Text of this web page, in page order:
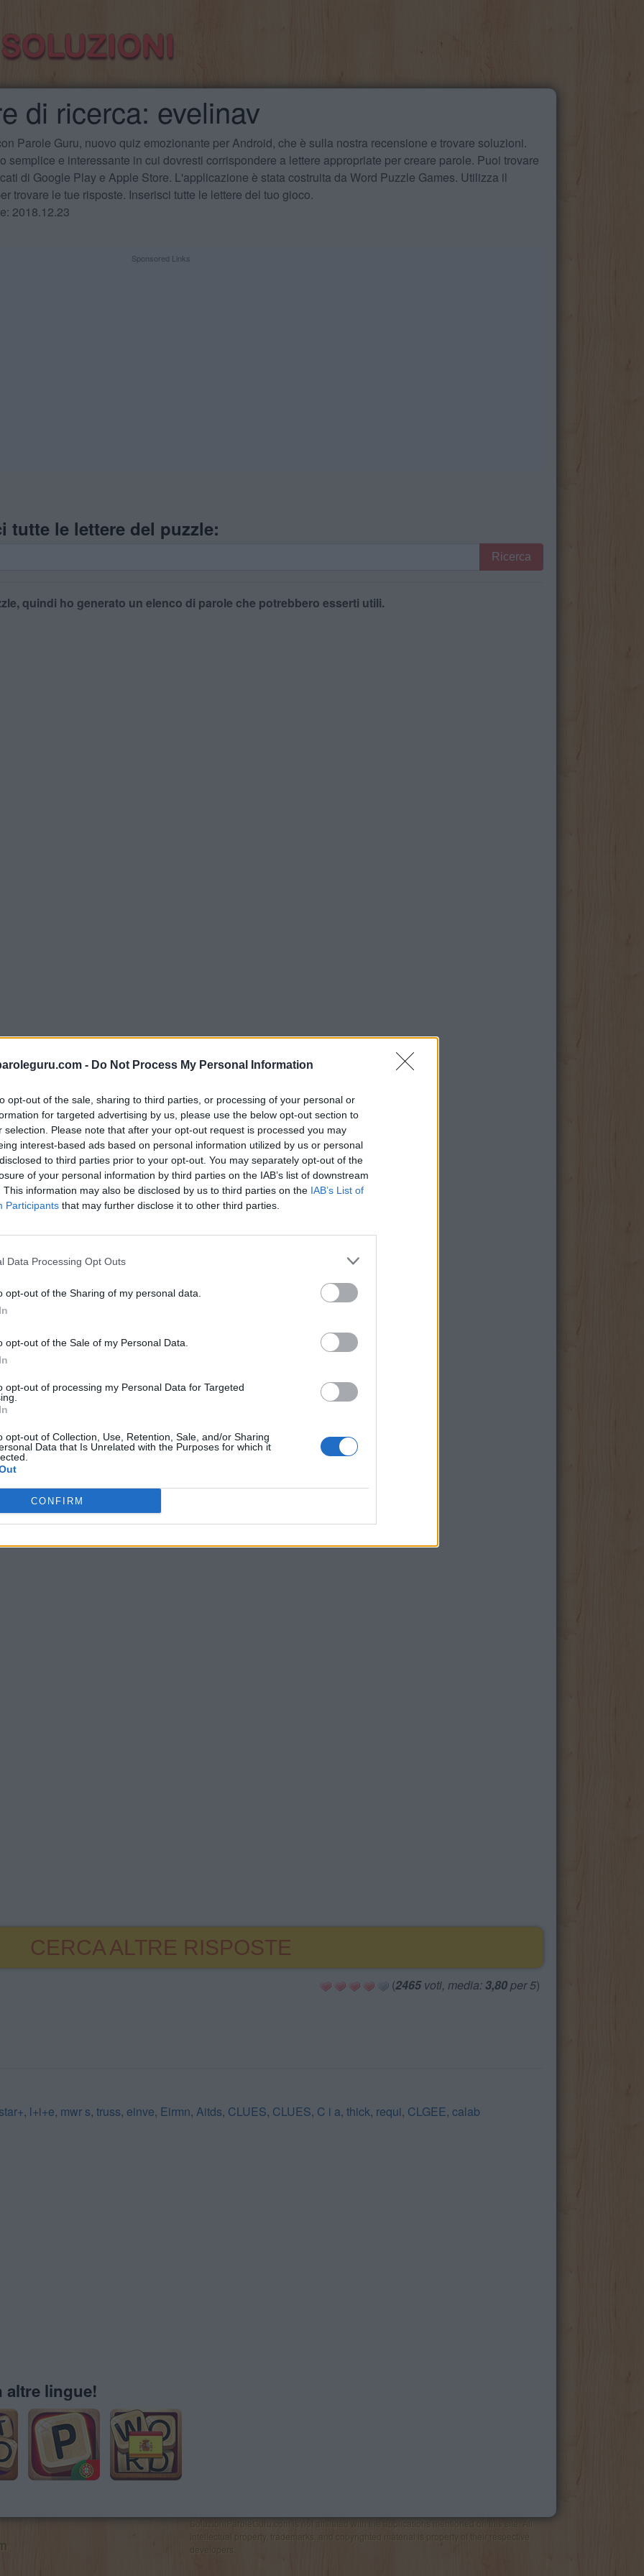
- Do Not Process My Personal Information
opt-out of the sale, sharing to third parties, or processing of your personal or
for targeted advertising by us, please use the below opt-out section to
selection. Please note that after your opt-out request is processed you may
interest-based ads based on personal information utilized by us or personal
to third parties prior to your opt-out. You may separately opt-out of the
of your personal information by third parties on the IAB’s list of downstream
This information may also be disclosed by us to third parties on the IAB’s List of
Participants that may further disclose it to other third parties.
Data Processing Opt Outs
opt-out of the Sharing of my personal data.
opt-out of the Sale of my Personal Data.
opt-out of processing my Personal Data for Targeted
opt-out of Collection, Use, Retention, Sale, and/or Sharing
Data that Is Unrelated with the Purposes for which it
CONFIRM
di ricerca: evelinav
Parole Guru, nuovo quiz emozionante per Android, che è sulla nostra recensione e trovare soluzioni.
semplice e interessante in cui dovresti corrispondere a lettere appropriate per creare parole. Puoi trovare
di Google Play e Apple Store. L'applicazione è stata costruita da Word Puzzle Games. Utilizza il
trovare le tue risposte. Inserisci tutte le lettere del tuo gioco.
2018.12.23
Sponsored Links
tutte le lettere del puzzle:
Ricerca
quindi ho generato un elenco di parole che potrebbero esserti utili.
CERCA ALTRE RISPOSTE
(2465voti, media: 3,80per 5)
star+, l+i+e, mwr s, truss, einve, Eirmn, Aitds, CLUES, CLUES, C i a, thick, requi, CLGEE, calab
altre lingue!
SoluzioniParoleGuru.com is not affiliated with the applications mentioned on this site. All
intellectual property, trademarks, and copyrighted material is property of their respective